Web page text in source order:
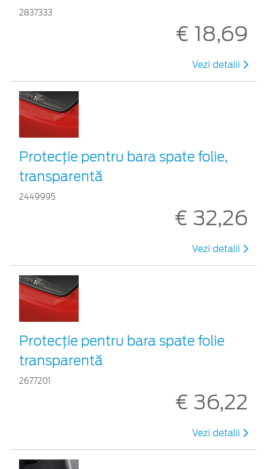
2837333
€ 18,69
Vezi detalii
Protecţie pentru bara spate folie,
transparentă
2449995
€ 32,26
Vezi detalii
Protecţie pentru bara spate folie
transparentă
2677201
€ 36,22
Vezi detalii